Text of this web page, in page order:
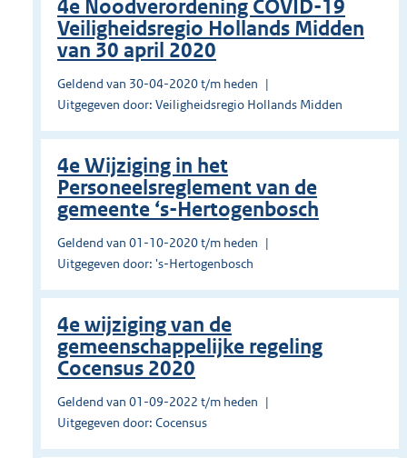
4e Noodverordening COVID-19
Veiligheidsregio Hollands Midden
van 30 april 2020
Geldend van 30-04-2020 t/m heden
Uitgegeven door: Veiligheidsregio Hollands Midden
4e Wijziging in het
Personeelsreglement van de
gemeente ‘s-Hertogenbosch
Geldend van 01-10-2020 t/m heden
Uitgegeven door: 's-Hertogenbosch
4e wijziging van de
gemeenschappelijke regeling
Cocensus 2020
Geldend van 01-09-2022 t/m heden
Uitgegeven door: Cocensus